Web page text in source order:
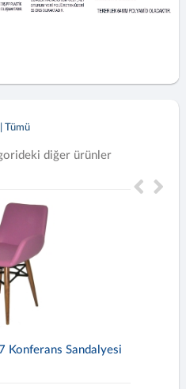
| Tümü
diğer ürünler
Konferans Sandalyesi